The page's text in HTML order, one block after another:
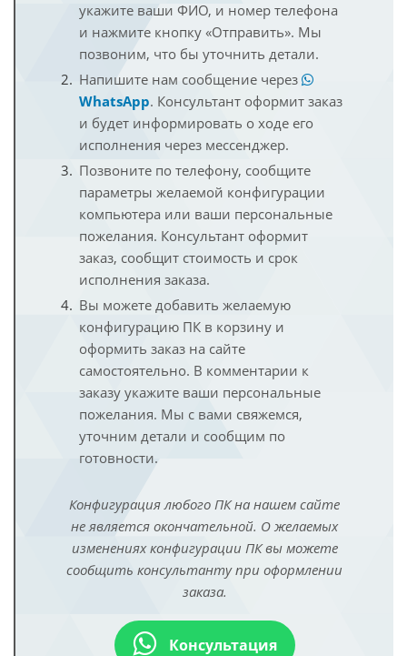
укажите ваши ФИО, и номер телефона
и нажмите кнопку «Отправить». Мы
позвоним, что бы уточнить детали.
Напишите нам сообщение через
WhatsApp. Консультант оформит заказ
и будет информировать о ходе его
исполнения через мессенджер.
Позвоните по телефону, сообщите
параметры желаемой конфигурации
компьютера или ваши персональные
пожелания. Консультант оформит
заказ, сообщит стоимость и срок
исполнения заказа.
Вы можете добавить желаемую
конфигурацию ПК в корзину и
оформить заказ на сайте
самостоятельно. В комментарии к
заказу укажите ваши персональные
пожелания. Мы с вами свяжемся,
уточним детали и сообщим по
готовности.
Конфигурация любого ПК на нашем сайте
не является окончательной. О желаемых
изменениях конфигурации ПК вы можете
сообщить консультанту при оформлении
заказа.
Консультация